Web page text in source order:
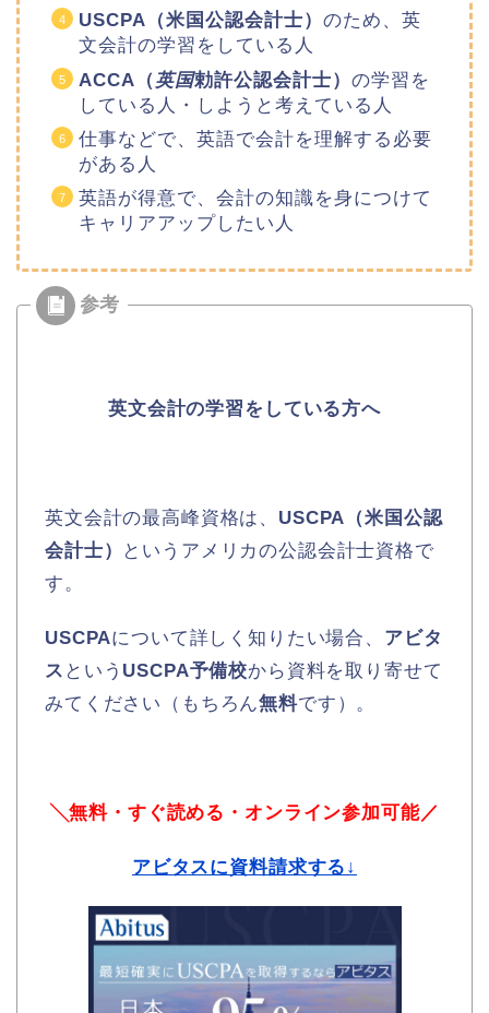
USCPA（米国公認会計士） のため、英
文会計の学習をしている人
ACCA（ 英国勅許公認会計士） の学習を
している人・しようと考えている人
仕事などで、英語で会計を理解する必要
がある人
英語が得意で、会計の知識を身につけて
キャリアアップしたい人
英文会計の学習をしている方へ
英文会計の最高峰資格は、 USCPA（米国公認
会計士）
というアメリカの公認会計士資格で
す。
USCPAについて詳しく知りたい場合、 アビタ
ス という USCPA予備校から資料を取り寄せて
みてください（もちろん無料です）。
╲無料・すぐ読める・オンライン参加可能／
アビタスに資料請求する↓